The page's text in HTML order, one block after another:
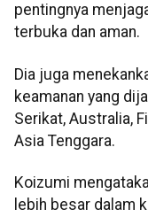
pentingnya
terbuka dan aman.
Dia juga
keamanan yang
Serikat, Australia,
Asia Tenggara.
Koizumi
lebih besar dalam